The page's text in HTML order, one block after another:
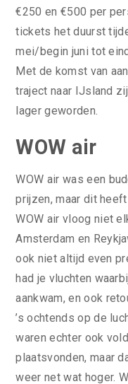
€250 en €500 per
tickets het duurst
mei/begin juni tot
Met de komst van
traject naar IJsland
lager geworden.
WOW air
WOW air was een
prijzen, maar dit
WOW air vloog niet
Amsterdam en
ook niet altijd even
had je vluchten
aankwam, en ook
’s ochtends op de
waren echter ook
plaatsvonden, maar
weer net wat hoger.